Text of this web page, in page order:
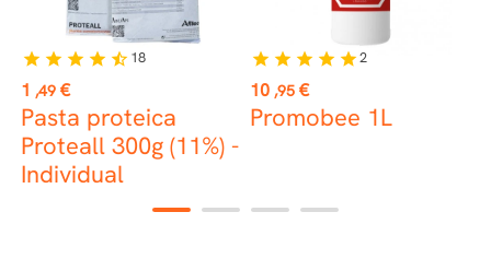
Preço
1 ,49 €
Pasta proteica
Proteall 300g (11%) -
Individual
star star star star star_half 18
Preço
10 ,95 €
Promobee 1L
star star star star star2
1 2 3 4